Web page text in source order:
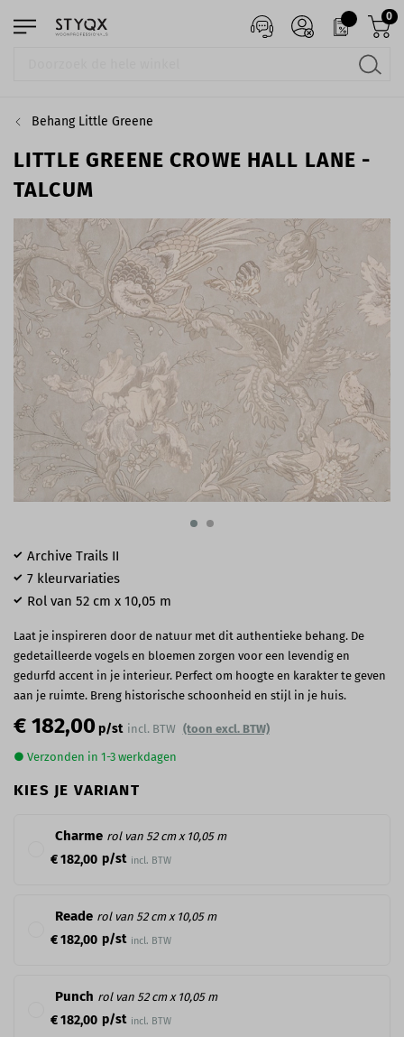
0
Behang Little Greene
LITTLE GREENE CROWE HALL LANE -
TALCUM
€ 182,00p/st incl. BTW (toon excl. BTW)
● Verzonden in 1-3 werkdagen
KIES JE VARIANT
Charme rol van 52 cm x 10,05 m
€ 182,00 p/st incl. BTW
Reade rol van 52 cm x 10,05 m
€ 182,00 p/st incl. BTW
Punch rol van 52 cm x 10,05 m
€ 182,00 p/st incl. BTW
Archive Trails II
7 kleurvariaties
Rol van 52 cm x 10,05 m
Laat je inspireren door de natuur met dit authentieke behang. De
gedetailleerde vogels en bloemen zorgen voor een levendig en
gedurfd accent in je interieur. Perfect om hoogte en karakter te geven
aan je ruimte. Breng historische schoonheid en stijl in je huis.